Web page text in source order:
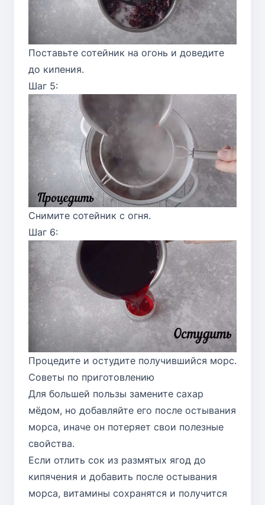
Поставьте сотейник на огонь и доведите
до кипения.
Шаг 5:
Снимите сотейник с огня.
Шаг 6:
Процедите и остудите получившийся морс.
Советы по приготовлению
Для большей пользы замените сахар
мёдом, но добавляйте его после остывания
морса, иначе он потеряет свои полезные
свойства.
Если отлить сок из размятых ягод до
кипячения и добавить после остывания
морса, витамины сохранятся и получится